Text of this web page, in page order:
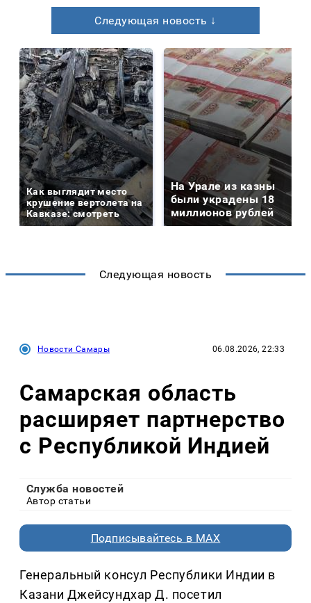
Следующая новость ↓
Как выглядит место
крушение вертолета на
Кавказе: смотреть
На Урале из казны
были украдены 18
миллионов рублей
Следующая новость
Новости Самары 06.08.2026, 22:33
Самарская область
расширяет партнерство
с Республикой Индией
Служба новостей
Автор статьи
Подписывайтесь в MAX
Генеральный консул Республики Индии в
Казани Джейсундхар Д. посетил